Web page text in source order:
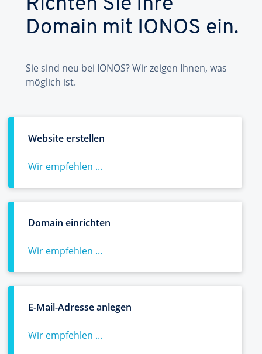
Richten Sie Ihre
Domain mit IONOS ein.
Sie sind neu bei IONOS? Wir zeigen Ihnen, was
möglich ist.
Website erstellen
Wir empfehlen ...
Domain einrichten
Wir empfehlen ...
E-Mail-Adresse anlegen
Wir empfehlen ...